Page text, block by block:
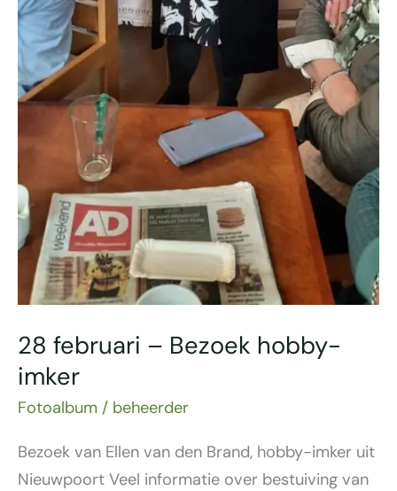
28 februari – Bezoek hobby-
imker
Fotoalbum / beheerder
Bezoek van Ellen van den Brand, hobby-imker uit
Nieuwpoort Veel informatie over bestuiving van